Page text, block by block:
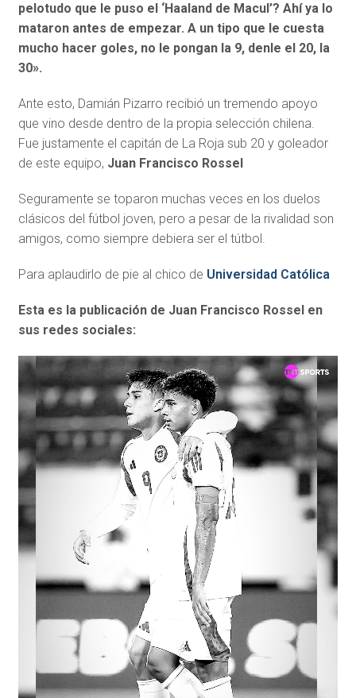
pelotudo que le puso el ‘Haaland de Macul’? Ahí ya lo
mataron antes de empezar. A un tipo que le cuesta
mucho hacer goles, no le pongan la 9, denle el 20, la
30».
Ante esto, Damián Pizarro recibió un tremendo apoyo
que vino desde dentro de la propia selección chilena.
Fue justamente el capitán de La Roja sub 20 y goleador
de este equipo, Juan Francisco Rossel
Seguramente se toparon muchas veces en los duelos
clásicos del fútbol joven, pero a pesar de la rivalidad son
amigos, como siempre debiera ser el tútbol.
Para aplaudirlo de pie al chico de Universidad Católica
Esta es la publicación de Juan Francisco Rossel en
sus redes sociales: